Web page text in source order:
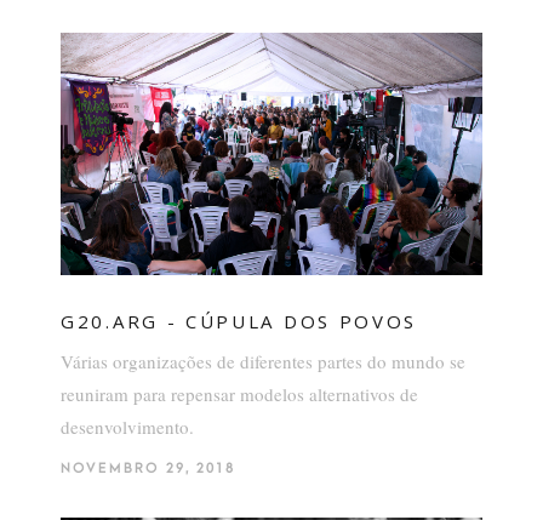
G20.ARG - CÚPULA DOS POVOS
Várias organizações de diferentes partes do mundo se
reuniram para repensar modelos alternativos de
desenvolvimento.
NOVEMBRO 29, 2018